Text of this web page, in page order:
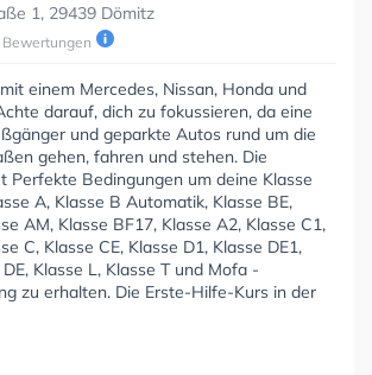
1, 29439 Dömitz
einem Mercedes, Nissan, Honda und
darauf, dich zu fokussieren, da eine
und geparkte Autos rund um die
gehen, fahren und stehen. Die
Perfekte Bedingungen um deine Klasse
A, Klasse B Automatik, Klasse BE,
AM, Klasse BF17, Klasse A2, Klasse C1,
C, Klasse CE, Klasse D1, Klasse DE1,
Klasse L, Klasse T und Mofa -
zu erhalten. Die Erste-Hilfe-Kurs in der